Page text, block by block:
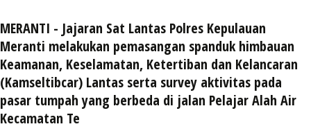
MERANTI - Jajaran Sat Lantas Polres Kepulauan
Meranti melakukan pemasangan spanduk himbauan
Keamanan, Keselamatan, Ketertiban dan Kelancaran
(Kamseltibcar) Lantas serta survey aktivitas pada
pasar tumpah yang berbeda di jalan Pelajar Alah Air
Kecamatan Te